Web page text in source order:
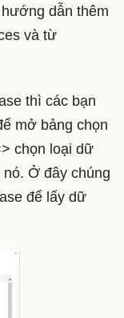
dẫn thêm
và từ
thì các bạn
mở bảng chọn
chọn loại dữ
nó. Ở đây chúng
để lấy dữ